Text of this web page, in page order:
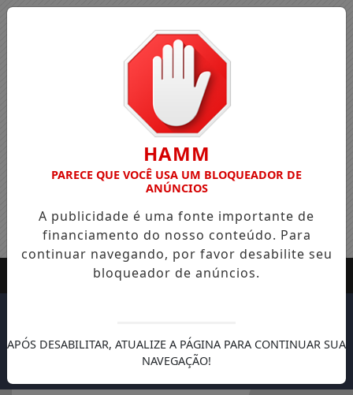
HAMM
PARECE QUE VOCÊ USA UM BLOQUEADOR DE
ANÚNCIOS
A publicidade é uma fonte importante de
financiamento do nosso conteúdo. Para
continuar navegando, por favor desabilite seu
bloqueador de anúncios.
APÓS DESABILITAR, ATUALIZE A PÁGINA PARA CONTINUAR SUA
NAVEGAÇÃO!